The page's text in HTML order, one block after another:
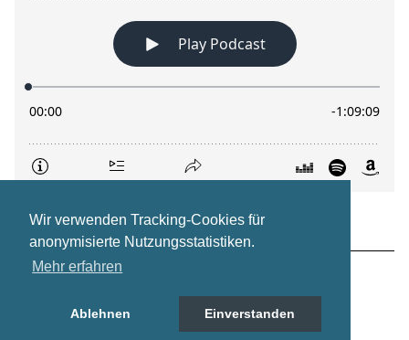
Wir verwenden Tracking-Cookies für
anonymisierte Nutzungsstatistiken.
Mehr erfahren
Ablehnen Einverstanden
Impressum